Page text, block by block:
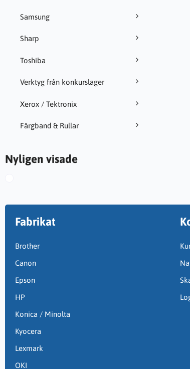
Samsung
Sharp
Toshiba
Verktyg från konkurslager
Xerox / Tektronix
Färgband & Rullar
Nyligen visade
Fabrikat
Brother
Canon
Epson
HP
Konica / Minolta
Kyocera
Lexmark
OKI